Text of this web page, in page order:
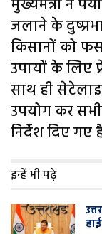
मुख्यमंत्री ने
जलाने के
किसानों को
उपायों के लिए
साथ ही
उपयोग कर
निर्देश दिए गए
इन्हें भी पढ़े